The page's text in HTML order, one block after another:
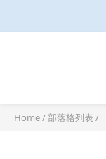
Home/部落格列表 /